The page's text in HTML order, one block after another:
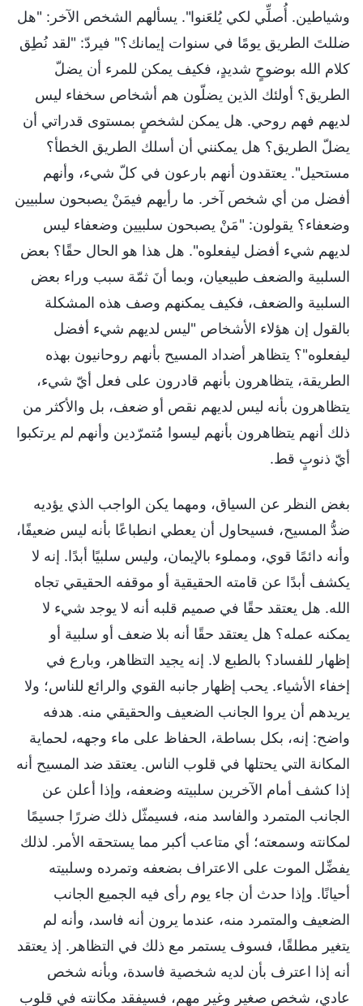
وشياطين. أُصلِّي لكي يُلعَنوا". يسألهم الشخص الآخر: "هل
ضللتَ الطريق يومًا في سنوات إيمانك؟" فيردّ: "لقد نُطِق
كلام الله بوضوحٍ شديدٍ، فكيف يمكن للمرء أن يضلّ
الطريق؟ أولئك الذين يضلّون هم أشخاص سخفاء ليس
لديهم فهم روحي. هل يمكن لشخصٍ بمستوى قدراتي أن
يضلّ الطريق؟ هل يمكنني أن أسلك الطريق الخطأ؟
مستحيل". يعتقدون أنهم بارعون في كلّ شيء، وأنهم
أفضل من أي شخص آخر. ما رأيهم فيمَنْ يصبحون سلبيين
وضعفاء؟ يقولون: "مَنْ يصبحون سلبيين وضعفاء ليس
لديهم شيء أفضل ليفعلوه". هل هذا هو الحال حقًا؟ بعض
السلبية والضعف طبيعيان، وبما أنَ ثمّة سبب وراء بعض
السلبية والضعف، فكيف يمكنهم وصف هذه المشكلة
بالقول إن هؤلاء الأشخاص "ليس لديهم شيء أفضل
ليفعلوه"؟ يتظاهر أضداد المسيح بأنهم روحانيون بهذه
الطريقة، يتظاهرون بأنهم قادرون على فعل أيّ شيء،
يتظاهرون بأنه ليس لديهم نقص أو ضعف، بل والأكثر من
ذلك أنهم يتظاهرون بأنهم ليسوا مُتمرّدين وأنهم لم يرتكبوا
أيّ ذنوبٍ قط.
بغض النظر عن السياق، ومهما يكن الواجب الذي يؤديه
ضدُّ المسيح، فسيحاول أن يعطي انطباعًا بأنه ليس ضعيفًا،
وأنه دائمًا قوي، ومملوء بالإيمان، وليس سلبيًا أبدًا. إنه لا
يكشف أبدًا عن قامته الحقيقية أو موقفه الحقيقي تجاه
الله. هل يعتقد حقًا في صميم قلبه أنه لا يوجد شيء لا
يمكنه عمله؟ هل يعتقد حقًا أنه بلا ضعف أو سلبية أو
إظهار للفساد؟ بالطبع لا. إنه يجيد التظاهر، وبارع في
إخفاء الأشياء. يحب إظهار جانبه القوي والرائع للناس؛ ولا
يريدهم أن يروا الجانب الضعيف والحقيقي منه. هدفه
واضح: إنه، بكل بساطة، الحفاظ على ماء وجهه، لحماية
المكانة التي يحتلها في قلوب الناس. يعتقد ضد المسيح أنه
إذا كشف أمام الآخرين سلبيته وضعفه، وإذا أعلن عن
الجانب المتمرد والفاسد منه، فسيمثّل ذلك ضررًا جسيمًا
لمكانته وسمعته؛ أي متاعب أكبر مما يستحقه الأمر. لذلك
يفضِّل الموت على الاعتراف بضعفه وتمرده وسلبيته
أحيانًا. وإذا حدث أن جاء يوم رأى فيه الجميع الجانب
الضعيف والمتمرد منه، عندما يرون أنه فاسد، وأنه لم
يتغير مطلقًا، فسوف يستمر مع ذلك في التظاهر. إذ يعتقد
أنه إذا اعترف بأن لديه شخصية فاسدة، وبأنه شخص
عادي، شخص صغير وغير مهم، فسيفقد مكانته في قلوب